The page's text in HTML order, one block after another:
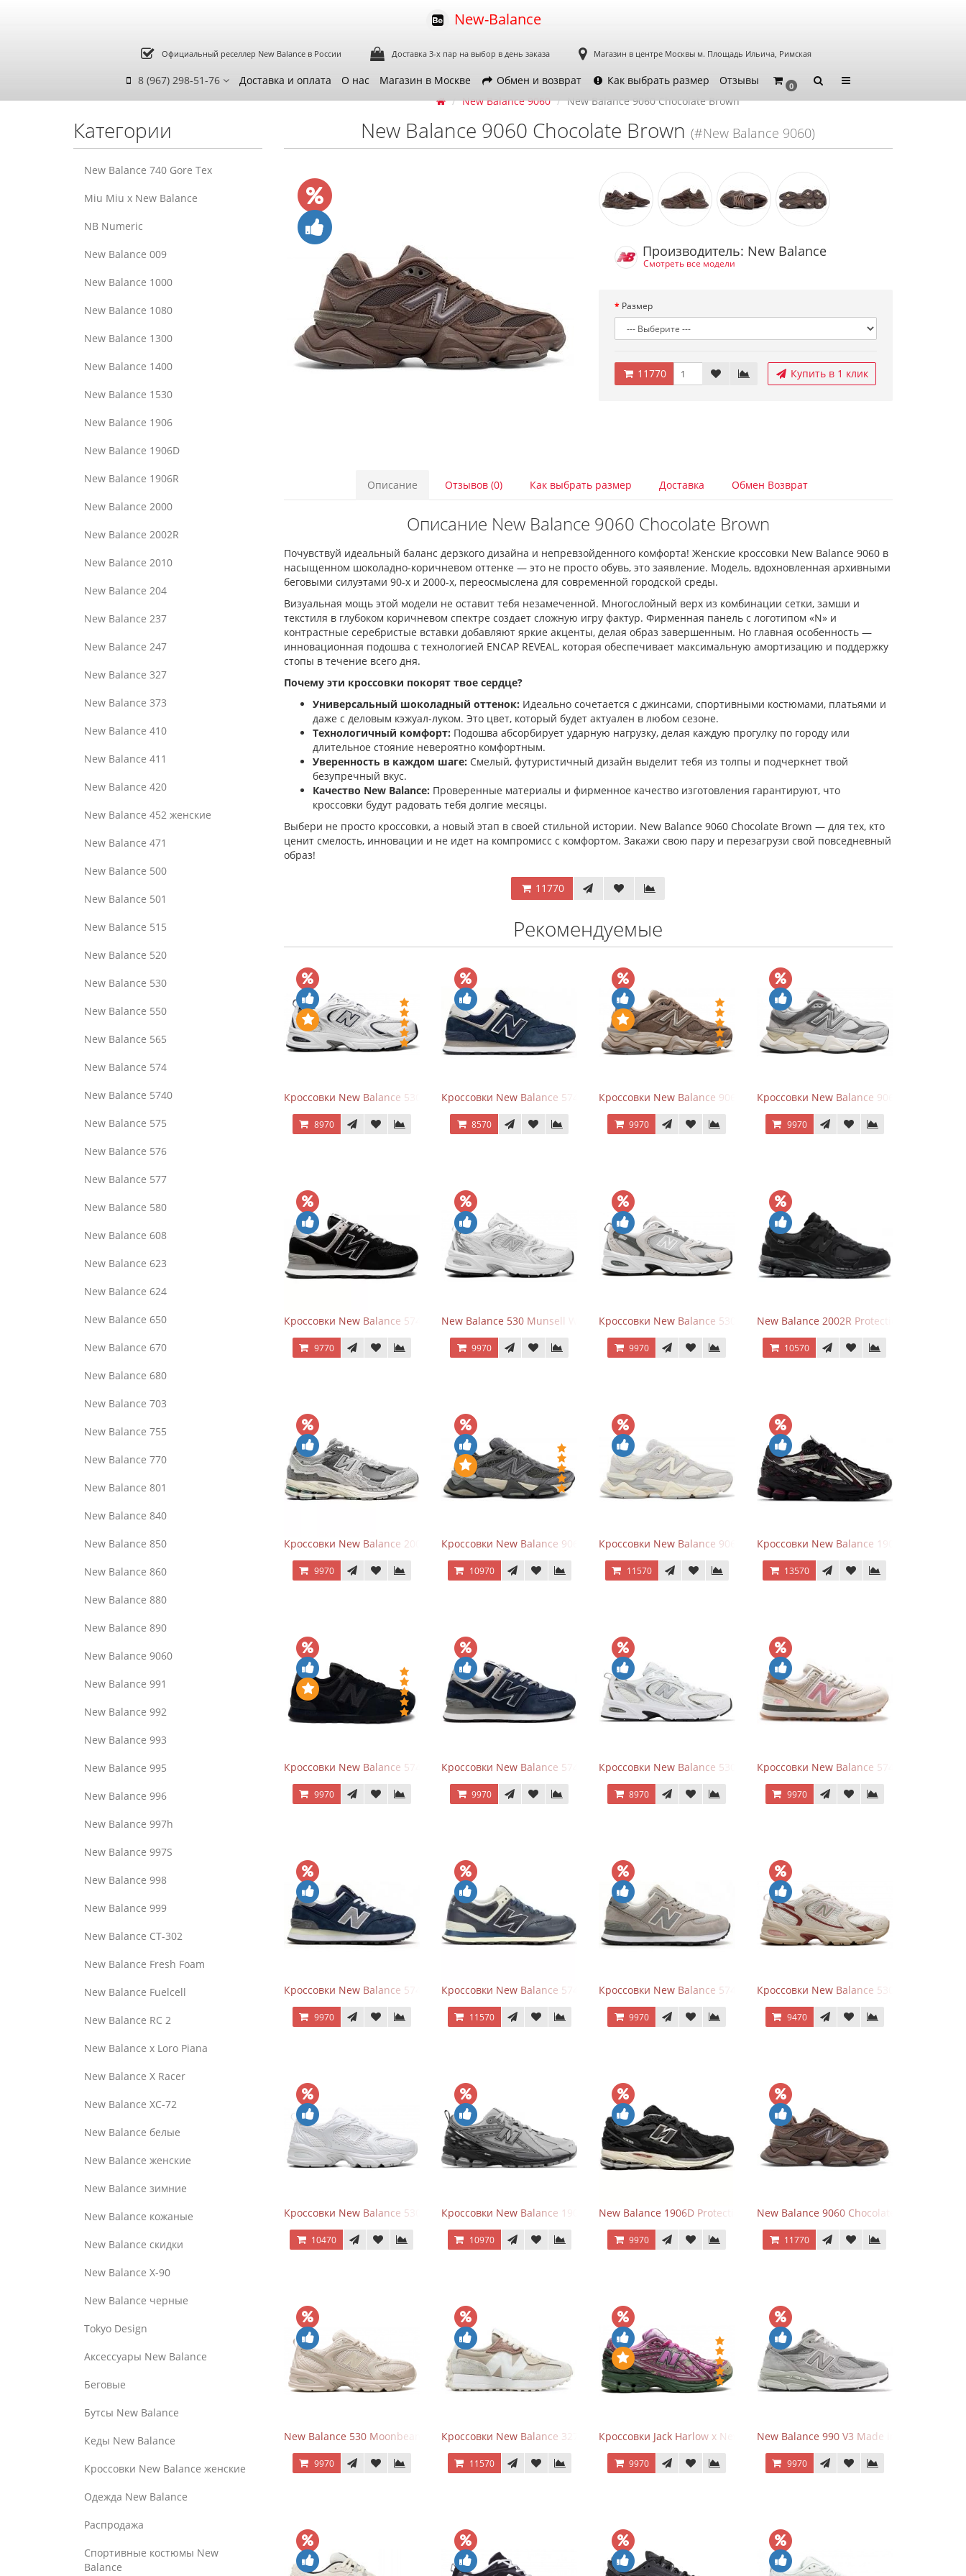
New-Balance
Официальный реселлер New Balance в России Доставка 3-х пар на выбор в день заказа Магазин в центре Москвы м. Площадь Ильича, Римская
8 (967) 298-51-76 Доставка и оплата О нас Магазин в Москве Обмен и возврат Как выбрать размер Отзывы 0
Категории
New Balance 740 Gore Tex
Miu Miu x New Balance
NB Numeric
New Balance 009
New Balance 1000
New Balance 1080
New Balance 1300
New Balance 1400
New Balance 1530
New Balance 1906
New Balance 1906D
New Balance 1906R
New Balance 2000
New Balance 2002R
New Balance 2010
New Balance 204
New Balance 237
New Balance 247
New Balance 327
New Balance 373
New Balance 410
New Balance 411
New Balance 420
New Balance 452 женские
New Balance 471
New Balance 500
New Balance 501
New Balance 515
New Balance 520
New Balance 530
New Balance 550
New Balance 565
New Balance 574
New Balance 5740
New Balance 575
New Balance 576
New Balance 577
New Balance 580
New Balance 608
New Balance 623
New Balance 624
New Balance 650
New Balance 670
New Balance 680
New Balance 703
New Balance 755
New Balance 770
New Balance 801
New Balance 840
New Balance 850
New Balance 860
New Balance 880
New Balance 890
New Balance 9060
New Balance 991
New Balance 992
New Balance 993
New Balance 995
New Balance 996
New Balance 997h
New Balance 997S
New Balance 998
New Balance 999
New Balance CT-302
New Balance Fresh Foam
New Balance Fuelcell
New Balance RC 2
New Balance x Loro Piana
New Balance X Racer
New Balance XC-72
New Balance белые
New Balance женские
New Balance зимние
New Balance кожаные
New Balance скидки
New Balance Х-90
New Balance черные
Tokyo Design
Аксессуары New Balance
Беговые
Бутсы New Balance
Кеды New Balance
Кроссовки New Balance женские
Одежда New Balance
Распродажа
Спортивные костюмы New
Balance
New Balance 9060 New Balance 9060 Chocolate Brown
New Balance 9060 Chocolate Brown (#New Balance 9060)
Производитель: New Balance
Смотреть все модели
Размер
11770 Купить в 1 клик
Описание Отзывов (0) Как выбрать размер Доставка Обмен Возврат
Описание New Balance 9060 Chocolate Brown
Почувствуй идеальный баланс дерзкого дизайна и непревзойденного комфорта! Женские кроссовки New Balance 9060 в
насыщенном шоколадно-коричневом оттенке — это не просто обувь, это заявление. Модель, вдохновленная архивными
беговыми силуэтами 90-х и 2000-х, переосмыслена для современной городской среды.
Визуальная мощь этой модели не оставит тебя незамеченной. Многослойный верх из комбинации сетки, замши и
текстиля в глубоком коричневом спектре создает сложную игру фактур. Фирменная панель с логотипом «N» и
контрастные серебристые вставки добавляют яркие акценты, делая образ завершенным. Но главная особенность —
инновационная подошва с технологией ENCAP REVEAL, которая обеспечивает максимальную амортизацию и поддержку
стопы в течение всего дня.
Почему эти кроссовки покорят твое сердце?
Универсальный шоколадный оттенок: Идеально сочетается с джинсами, спортивными костюмами, платьями и
даже с деловым кэжуал-луком. Это цвет, который будет актуален в любом сезоне.
Технологичный комфорт: Подошва абсорбирует ударную нагрузку, делая каждую прогулку по городу или
длительное стояние невероятно комфортным.
Уверенность в каждом шаге: Смелый, футуристичный дизайн выделит тебя из толпы и подчеркнет твой
безупречный вкус.
Качество New Balance: Проверенные материалы и фирменное качество изготовления гарантируют, что
кроссовки будут радовать тебя долгие месяцы.
Выбери не просто кроссовки, а новый этап в своей стильной истории. New Balance 9060 Chocolate Brown — для тех, кто
ценит смелость, инновации и не идет на компромисс с комфортом. Закажи свою пару и перезагрузи свой повседневный
образ!
11770
Рекомендуемые
Кроссовки New Balance 530 White Silver Navy
8970
Кроссовки New Balance 574 Navy Blue White
8570
Кроссовки New Balance 9060 Mushroom
9970
Кроссовки New Balance 9060 Rain Cloud
9970
Кроссовки New Balance 574 Evergreen Black
9770
New Balance 530 Munsell White Silver
9970
Кроссовки New Balance 530 Grey Matter Harbor Grey
9970
New Balance 2002R Protection Phantom
10570
Кроссовки New Balance 2002R Protection Pack Grey
9970
Кроссовки New Balance 9060 x Joe Freshgoods Dark Grey
10970
Кроссовки New Balance 9060 Quartz Grey
11570
Кроссовки New Balance 1906A Dragon
13570
Кроссовки New Balance 574 All Black
9970
Кроссовки New Balance 574 Navy Blue Grey
9970
Кроссовки New Balance 530 White Silver Metallic
8970
Кроссовки New Balance 574 Power Beige
9970
Кроссовки New Balance 574 Classic Blue Grey
9970
Кроссовки New Balance 574 Classic Blue White Leather
11570
Кроссовки New Balance 574 Silver Summer Fog
9970
Кроссовки New Balance 530 Festival Pack
9470
Кроссовки New Balance 530 Total White Silver
10470
Кроссовки New Balance 1906R Brighton Grey
10970
New Balance 1906D Protection Pack Black черные
9970
New Balance 9060 Chocolate Brown
11770
New Balance 530 Moonbeam Sea Salt
9970
Кроссовки New Balance 327 Beige Pink
11570
Кроссовки Jack Harlow x New Balance 1906r Kentucky Derby
9970
New Balance 990 V3 Made in USA Grey
9970